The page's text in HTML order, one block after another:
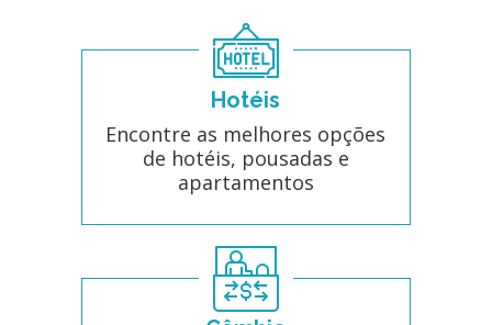
Hotéis
Encontre as melhores opções
de hotéis, pousadas e
apartamentos